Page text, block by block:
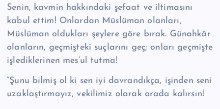
Senin, kavmin hakkındaki şefaat ve iltimasını
kabul ettim! Onlardan Müslüman olanları,
Müslüman ol­dukları şeylere göre bırak. Günahkâr
olanların, geçmişteki suçlarını geç; onları geçmişte
işlediklerinen mes’ul tutma!
“Şunu bilmiş ol ki sen iyi davrandıkça, işinden seni
uzak­laştırmayız, ve­kilimiz olarak orada kalırsın!